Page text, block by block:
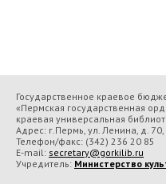
Государственное краевое
«Пермская государственная
краевая универсальная
Адрес: г.Пермь, ул. Ленина, д.
Телефон/факс: (342) 236 20 85
E-mail: secretary@gorkilib.ru
Учредитель: Министерство